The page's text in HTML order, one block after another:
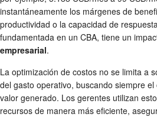
instantáneamente los márgenes de
productividad o la capacidad de
fundamentada en un CBA, tiene un
empresarial.
La optimización de costos no se limita a
del gasto operativo, buscando siempre
valor generado. Los gerentes utilizan
recursos de manera más eficiente,